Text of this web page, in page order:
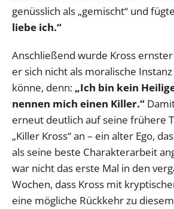
genüsslich als „gemischt“ und
liebe ich.“
Anschließend wurde Kross
er sich nicht als moralische
könne, denn: „Ich bin kein
nennen mich einen Killer.“
erneut deutlich auf seine frühere
„Killer Kross“ an – ein alter Ego,
als seine beste Charakterarbeit
war nicht das erste Mal in den
Wochen, dass Kross mit
eine mögliche Rückkehr zu